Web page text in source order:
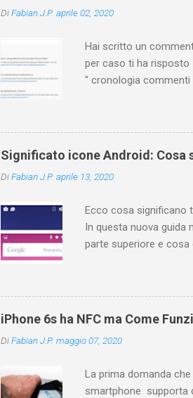
DiFabian J.P. aprile 02, 2020
Hai scritto un
per caso ti ha risposto
" cronologia
dove trovare i propri
Ovviamente la
di YouTube perché è
Vediamo quindi
YouTuber e magari
Significato icone Android: Cosa
DiFabian J.P. aprile 13, 2020
Ecco cosa significano
In questa nuova guida
parte superiore e cosa
cosa significano.
differente e
applicazioni, ad
icone, fate scorrere
forniscono
iPhone 6s ha NFC ma Come
DiFabian J.P. maggio 07, 2020
La prima domanda
smartphone supporta